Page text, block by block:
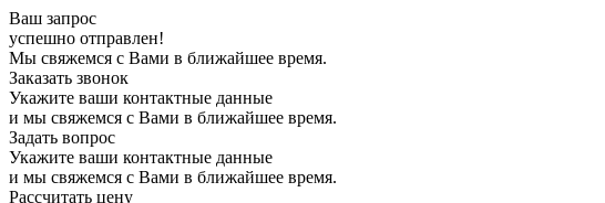
Ваш запрос
успешно отправлен!
Мы свяжемся с Вами в ближайшее время.
Заказать звонок
Укажите ваши контактные данные
и мы свяжемся с Вами в ближайшее время.
Задать вопрос
Укажите ваши контактные данные
и мы свяжемся с Вами в ближайшее время.
Рассчитать цену